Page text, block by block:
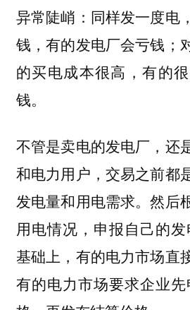
异常陡峭：同样发一度电
钱，有的发电厂会亏钱；
的买电成本很高，有的
钱。
不管是卖电的发电厂，还
和电力用户，交易之前都
发电量和用电需求。然后
用电情况，申报自己的
基础上，有的电力市场直
有的电力市场要求企业